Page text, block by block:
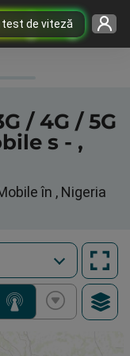
test de viteză
/ 4G / 5G
s - ,
în , Nigeria